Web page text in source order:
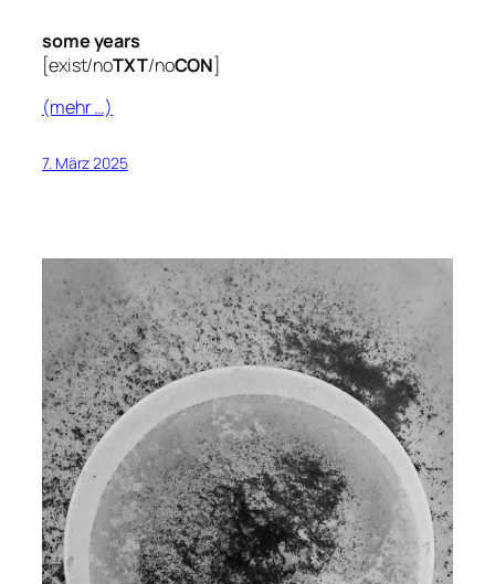
some years
[exist/noTXT/noCON]
(mehr …)
7. März 2025